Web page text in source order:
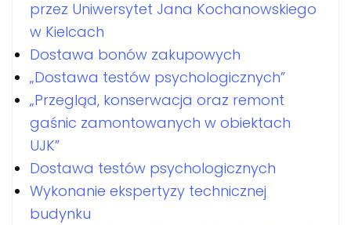
przez Uniwersytet Jana Kochanowskiego
w Kielcach
Dostawa bonów zakupowych
„Dostawa testów psychologicznych”
„Przegląd, konserwacja oraz remont
gaśnic zamontowanych w obiektach
UJK”
Dostawa testów psychologicznych
Wykonanie ekspertyzy technicznej
budynku